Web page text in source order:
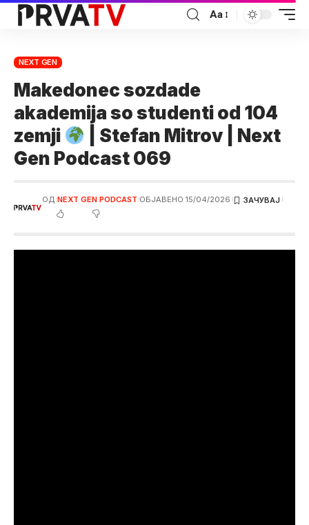
Аа
NEXT GEN
Makedonec sozdade
akademija so studenti od 104
zemji
| Stefan Mitrov | Next
Gen Podcast 069
ОД:NEXT GEN PODCAST ОБЈАВЕНО 15/04/2026